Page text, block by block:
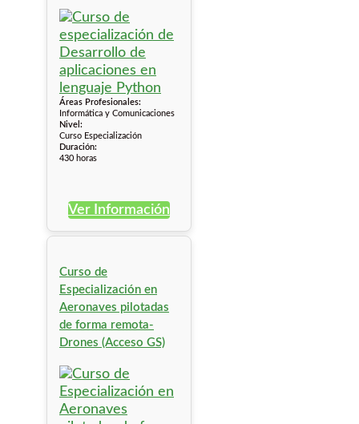
Áreas Profesionales:
Informática y Comunicaciones
Nivel:
Curso Especialización
Duración:
430 horas
Ver Información
Curso de
Especialización en
Aeronaves pilotadas
de forma remota-
Drones (Acceso GS)